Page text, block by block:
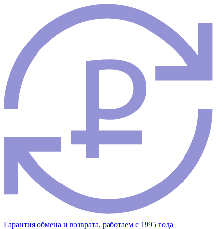
Гарантия обмена и возврата, работаем с 1995 года